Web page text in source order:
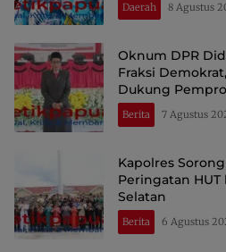
Daerah 8 Agustus
Oknum DPR
Fraksi
Dukung
Berita 7 Agustus
Kapolres
Peringatan
Selatan
Berita 6 Agustus